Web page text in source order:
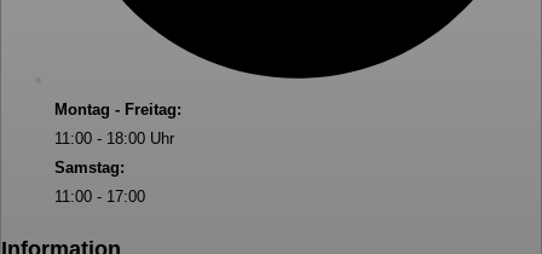
Montag - Freitag:
11:00 - 18:00 Uhr
Samstag:
11:00 - 17:00
Information